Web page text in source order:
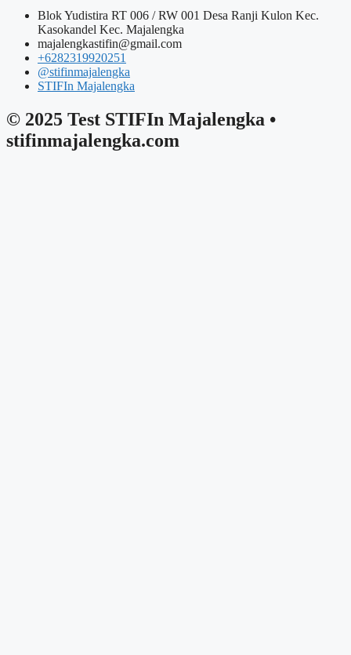
Blok Yudistira RT 006 / RW 001 Desa Ranji Kulon Kec.
Kasokandel Kec. Majalengka
majalengkastifin@gmail.com
+6282319920251
@stifinmajalengka
STIFIn Majalengka
© 2025 Test STIFIn Majalengka •
stifinmajalengka.com